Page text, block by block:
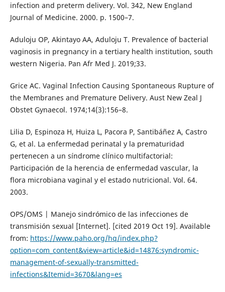
infection and preterm delivery. Vol. 342, New England
Journal of Medicine. 2000. p. 1500–7.
Aduloju OP, Akintayo AA, Aduloju T. Prevalence of bacterial
vaginosis in pregnancy in a tertiary health institution, south
western Nigeria. Pan Afr Med J. 2019;33.
Grice AC. Vaginal Infection Causing Spontaneous Rupture of
the Membranes and Premature Delivery. Aust New Zeal J
Obstet Gynaecol. 1974;14(3):156–8.
Lilia D, Espinoza H, Huiza L, Pacora P, Santibáñez A, Castro
G, et al. La enfermedad perinatal y la prematuridad
pertenecen a un síndrome clínico multifactorial:
Participación de la herencia de enfermedad vascular, la
flora microbiana vaginal y el estado nutricional. Vol. 64.
2003.
OPS/OMS | Manejo sindrómico de las infecciones de
transmisión sexual [Internet]. [cited 2019 Oct 19]. Available
from: https://www.paho.org/hq/index.php?
option=com_content&view=article&id=14876:syndromic-
management-of-sexually-transmitted-
infections&Itemid=3670&lang=es